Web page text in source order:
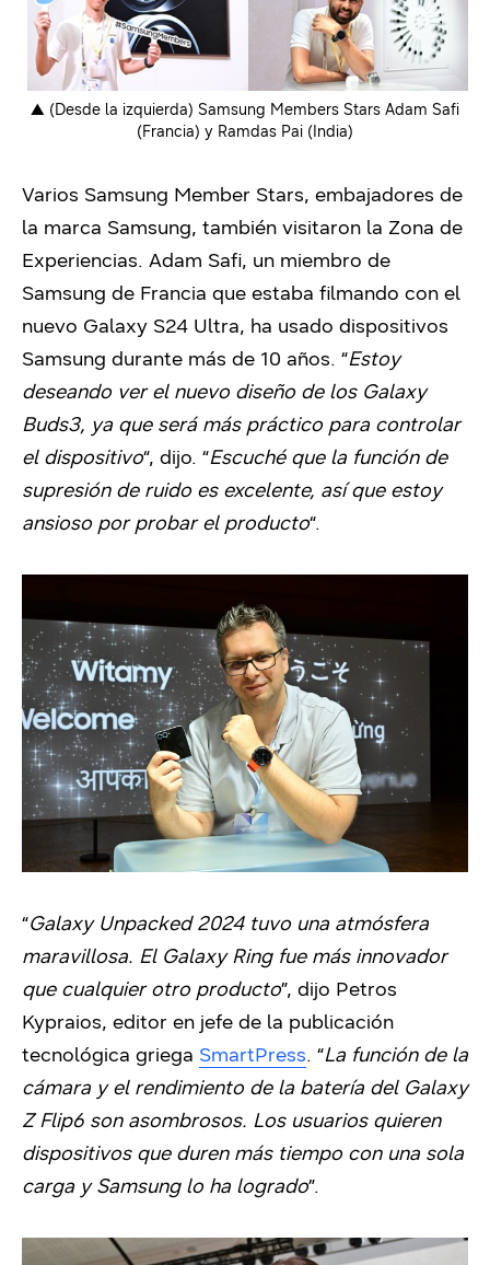
▲ (Desde la izquierda) Samsung Members Stars Adam Safi
(Francia) y Ramdas Pai (India)
Varios Samsung Member Stars, embajadores de
la marca Samsung, también visitaron la Zona de
Experiencias. Adam Safi, un miembro de
Samsung de Francia que estaba filmando con el
nuevo Galaxy S24 Ultra, ha usado dispositivos
Samsung durante más de 10 años. “Estoy
deseando ver el nuevo diseño de los Galaxy
Buds3, ya que será más práctico para controlar
el dispositivo“, dijo. “Escuché que la función de
supresión de ruido es excelente, así que estoy
ansioso por probar el producto“.
“Galaxy Unpacked 2024 tuvo una atmósfera
maravillosa. El Galaxy Ring fue más innovador
que cualquier otro producto”, dijo Petros
Kypraios, editor en jefe de la publicación
tecnológica griega SmartPress. “La función de la
cámara y el rendimiento de la batería del Galaxy
Z Flip6 son asombrosos. Los usuarios quieren
dispositivos que duren más tiempo con una sola
carga y Samsung lo ha logrado”.